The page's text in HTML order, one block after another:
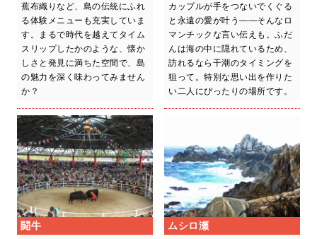
蕉布織りなど、島の伝統にふれ
る体験メニューも充実していま
す。まるで時代を越えてタイム
スリップしたかのような、懐か
しさと発見に満ちた空間で、島
の魅力を深く味わってみません
か？
カップルが手をつないでくぐる
と永遠の愛が叶う――そんなロ
マンチックな言い伝えも。ふだ
んは海の中に隠れているため、
訪れるなら干潮のタイミングを
狙って。特別な思い出を作りた
い二人にぴったりの場所です。
闘牛 ムシロ瀬